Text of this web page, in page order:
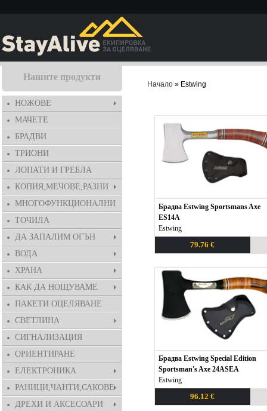
Нашите продукти
НОЖОВЕ
МАЧЕТЕ
БРАДВИ
ТРИОНИ
ЛОПАТИ И ГРЕБЛА
КОПИЯ,МЕЧОВЕ,РАЗНИ
МНОГОФУНКЦИОНАЛНИ
ТОЧИЛА
ДА ЗАПАЛИМ ОГЪН
ВОДА
ХРАНА
КАК ДА НОЩУВАМЕ
ПАКЕТИ ОЦЕЛЯВАНЕ
СВЕТЛИНА
СИГНАЛИЗАЦИЯ
ОРИЕНТИРАНЕ
ЕЛЕКТРОНИКА
РАНИЦИ,ЧАНТИ,САКОВЕ
ДРЕХИ И АКСЕСОАРИ
Начало» Еstwing
Брадва Estwing Sportsmans Axe
ES14A
Еstwing
79.76 €
Брадва Estwing Special Edition
Sportsman's Axe 24ASEA
Еstwing
96.12 €